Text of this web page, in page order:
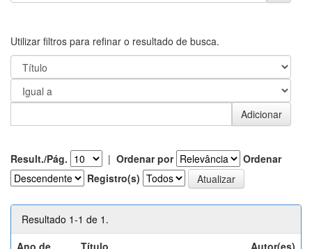
Utilizar filtros para refinar o resultado de busca.
Result./Pág. | Ordenar por
Ordenar
Registro(s)
Resultado 1-1 de 1.
Ano de
Título Autor(es)